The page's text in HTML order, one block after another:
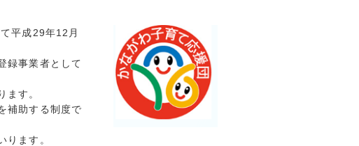
平成29年12月
録事業者として
ます。
補助する制度で
ります。